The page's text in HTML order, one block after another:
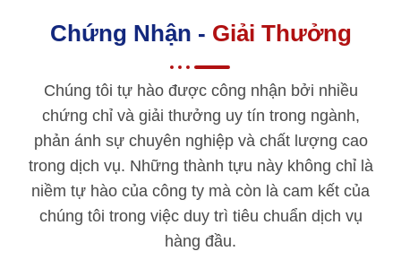
Chứng Nhận - Giải Thưởng
Chúng tôi tự hào được công nhận bởi nhiều
chứng chỉ và giải thưởng uy tín trong ngành,
phản ánh sự chuyên nghiệp và chất lượng cao
trong dịch vụ. Những thành tựu này không chỉ là
niềm tự hào của công ty mà còn là cam kết của
chúng tôi trong việc duy trì tiêu chuẩn dịch vụ
hàng đầu.